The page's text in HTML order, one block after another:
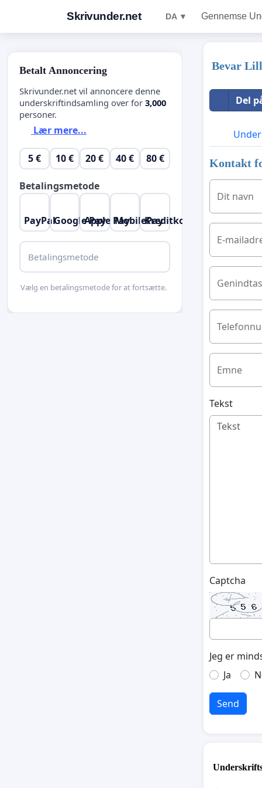
Skrivunder.net DA ▼ Gennemse
Bevar
Del
Kontakt
Dit navn
E-
Emne
Tekst
Captcha
Jeg er
Ja
Send
Betalt Annoncering
Skrivunder.net vil annoncere denne
underskriftindsamling over for 3,000
personer.
Lær mere...
5 € 10 € 20 € 40 € 80 €
Betalingsmetode
PayPalGoogle PayApple PayMobilePayKreditkort
Betalingsmetode
Vælg en betalingsmetode for at fortsætte.